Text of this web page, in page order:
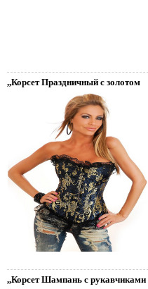
,,Корсет Праздничный с золотом
,,Корсет Шампань с рукавчиками